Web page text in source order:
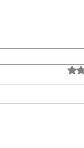
TH/060826 Workout
Strength Bench Press
5